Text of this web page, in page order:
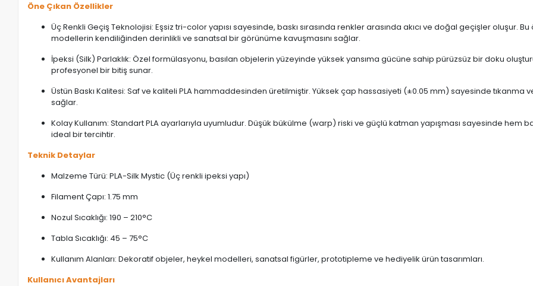
Öne Çıkan Özellikler
Üç Renkli Geçiş Teknolojisi: Eşsiz tri-color yapısı sayesinde, baskı sırasında renkler arasında akıcı ve doğal geçişler
modellerin kendiliğinden derinlikli ve sanatsal bir görünüme kavuşmasını sağlar.
İpeksi (Silk) Parlaklık: Özel formülasyonu, basılan objelerin yüzeyinde yüksek yansıma gücüne sahip pürüzsüz bir doku
profesyonel bir bitiş sunar.
Üstün Baskı Kalitesi: Saf ve kaliteli PLA hammaddesinden üretilmiştir. Yüksek çap hassasiyeti (±0.05 mm) sayesinde tıkanma
sağlar.
Kolay Kullanım: Standart PLA ayarlarıyla uyumludur. Düşük bükülme (warp) riski ve güçlü katman yapışması sayesinde hem
ideal bir tercihtir.
Teknik Detaylar
Malzeme Türü: PLA-Silk Mystic (Üç renkli ipeksi yapı)
Filament Çapı: 1.75 mm
Nozul Sıcaklığı: 190 – 210°C
Tabla Sıcaklığı: 45 – 75°C
Kullanım Alanları: Dekoratif objeler, heykel modelleri, sanatsal figürler, prototipleme ve hediyelik ürün tasarımları.
Kullanıcı Avantajları